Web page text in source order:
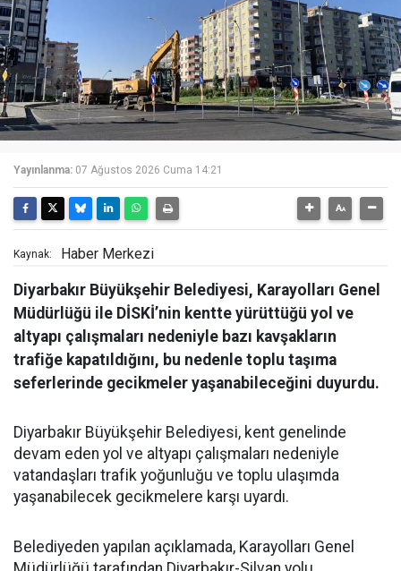
Yayınlanma: 07 Ağustos 2026 Cuma 14:21
Kaynak: Haber Merkezi
Diyarbakır Büyükşehir Belediyesi, Karayolları Genel
Müdürlüğü ile DİSKİ’nin kentte yürüttüğü yol ve
altyapı çalışmaları nedeniyle bazı kavşakların
trafiğe kapatıldığını, bu nedenle toplu taşıma
seferlerinde gecikmeler yaşanabileceğini duyurdu.
Diyarbakır Büyükşehir Belediyesi, kent genelinde
devam eden yol ve altyapı çalışmaları nedeniyle
vatandaşları trafik yoğunluğu ve toplu ulaşımda
yaşanabilecek gecikmelere karşı uyardı.
Belediyeden yapılan açıklamada, Karayolları Genel